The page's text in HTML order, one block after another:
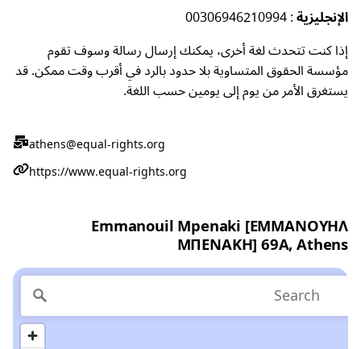
الإنجليزية: 00306946210994
إذا كنت تتحدث لغة أخرى، يمكنك إرسال رسالة وسوف تقوم
مؤسسة الحقوق المتساوية بلا حدود بالرد في أقرب وقت ممكن. قد
يستغرق الأمر من يوم إلى يومين حسب اللغة.
athens@equal-rights.org
https://www.equal-rights.org
Emmanouil Mpenaki [ΕΜΜΑΝΟΥΗΛ
ΜΠΕΝΑΚΗ] 69A, Athens